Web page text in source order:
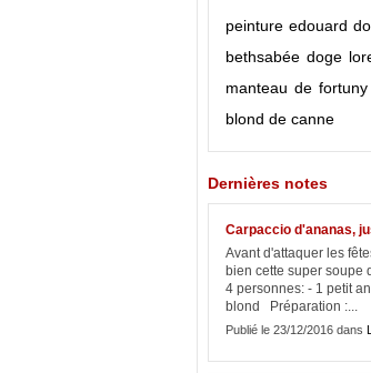
peinture edouard
bethsabée doge
manteau de fortuny
blond de canne
Dernières notes
Carpaccio d'ananas,
Avant d'attaquer les
bien cette super soupe
4 personnes: - 1 petit
blond Préparation :...
Publié le 23/12/2016 dans